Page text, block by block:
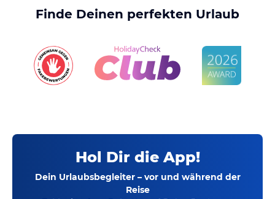
Finde Deinen perfekten Urlaub
Hol Dir die App!
Dein Urlaubsbegleiter – vor und während der
Reise